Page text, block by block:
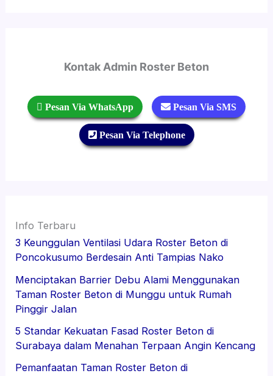
Kontak Admin Roster Beton
 Pesan Via WhatsApp  Pesan Via SMS
 Pesan Via Telephone
Info Terbaru
3 Keunggulan Ventilasi Udara Roster Beton di
Poncokusumo Berdesain Anti Tampias Nako
Menciptakan Barrier Debu Alami Menggunakan
Taman Roster Beton di Munggu untuk Rumah
Pinggir Jalan
5 Standar Kekuatan Fasad Roster Beton di
Surabaya dalam Menahan Terpaan Angin Kencang
Pemanfaatan Taman Roster Beton di